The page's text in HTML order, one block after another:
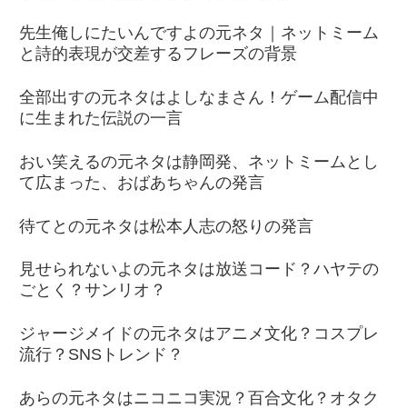
先生俺しにたいんですよの元ネタ｜ネットミーム
と詩的表現が交差するフレーズの背景
全部出すの元ネタはよしなまさん！ゲーム配信中
に生まれた伝説の一言
おい笑えるの元ネタは静岡発、ネットミームとし
て広まった、おばあちゃんの発言
待てとの元ネタは松本人志の怒りの発言
見せられないよの元ネタは放送コード？ハヤテの
ごとく？サンリオ？
ジャージメイドの元ネタはアニメ文化？コスプレ
流行？SNSトレンド？
あらの元ネタはニコニコ実況？百合文化？オタク